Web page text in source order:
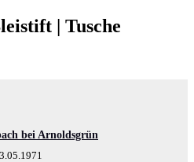
| Tusche
bei Arnoldsgrün